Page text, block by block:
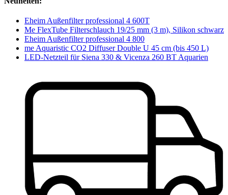
Eheim Außenfilter professional 4 600T
Me FlexTube Filterschlauch 19/25 mm (3 m), Silikon schwarz
Eheim Außenfilter professional 4 800
me Aquaristic CO2 Diffuser Double U 45 cm (bis 450 L)
LED-Netzteil für Siena 330 & Vicenza 260 BT Aquarien